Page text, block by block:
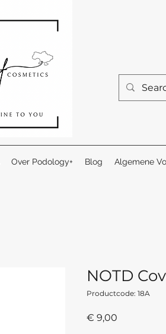
Over Podology+ Blog Algemene
NOTD
Productcode: 18A
€ 9,00